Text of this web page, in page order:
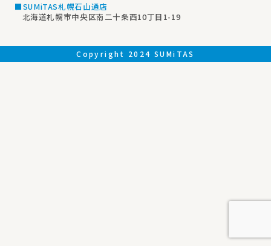
■SUMiTAS札幌石山通店
北海道札幌市中央区南二十条西10丁目1-19
Copyright 2024 SUMiTAS